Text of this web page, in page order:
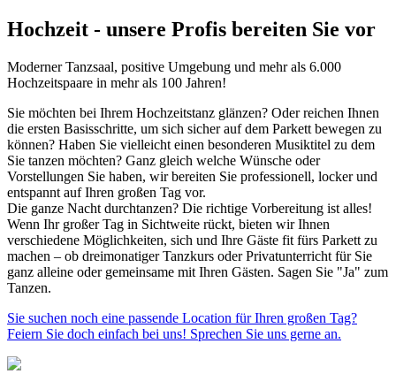
Hochzeit - unsere Profis bereiten Sie vor
Moderner Tanzsaal, positive Umgebung und mehr als 6.000
Hochzeitspaare in mehr als 100 Jahren!
Sie möchten bei Ihrem Hochzeitstanz glänzen? Oder reichen Ihnen
die ersten Basisschritte, um sich sicher auf dem Parkett bewegen zu
können? Haben Sie vielleicht einen besonderen Musiktitel zu dem
Sie tanzen möchten? Ganz gleich welche Wünsche oder
Vorstellungen Sie haben, wir bereiten Sie professionell, locker und
entspannt auf Ihren großen Tag vor.
Die ganze Nacht durchtanzen? Die richtige Vorbereitung ist alles!
Wenn Ihr großer Tag in Sichtweite rückt, bieten wir Ihnen
verschiedene Möglichkeiten, sich und Ihre Gäste fit fürs Parkett zu
machen – ob dreimonatiger Tanzkurs oder Privatunterricht für Sie
ganz alleine oder gemeinsame mit Ihren Gästen. Sagen Sie "Ja" zum
Tanzen.
Sie suchen noch eine passende Location für Ihren großen Tag?
Feiern Sie doch einfach bei uns! Sprechen Sie uns gerne an.